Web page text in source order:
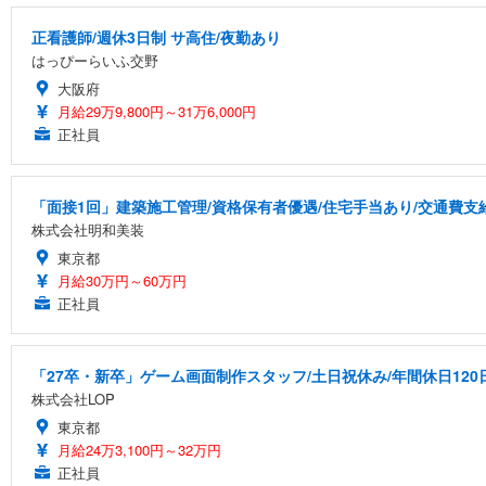
正看護師/週休3日制 サ高住/夜勤あり
はっぴーらいふ交野
大阪府
月給29万9,800円～31万6,000円
正社員
「面接1回」建築施工管理/資格保有者優遇/住宅手当あり/交通費支
株式会社明和美装
東京都
月給30万円～60万円
正社員
「27卒・新卒」ゲーム画面制作スタッフ/土日祝休み/年間休日120
株式会社LOP
東京都
月給24万3,100円～32万円
正社員